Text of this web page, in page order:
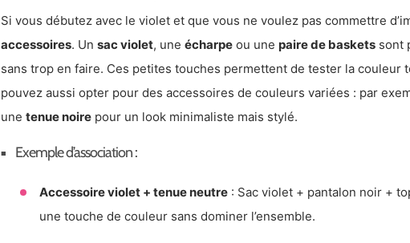
Si vous débutez avec le violet et que vous ne voulez pas commettre
accessoires. Un sac violet, une écharpe ou une paire de baskets sont
sans trop en faire. Ces petites touches permettent de tester la couleur
pouvez aussi opter pour des accessoires de couleurs variées : par
une tenue noire pour un look minimaliste mais stylé.
Exemple d’association :
Accessoire violet + tenue neutre : Sac violet + pantalon noir +
une touche de couleur sans dominer l’ensemble.